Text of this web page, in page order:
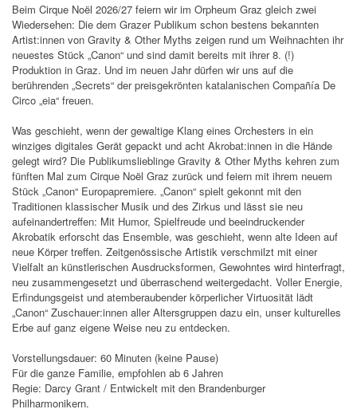
Beim Cirque Noël 2026/27 feiern wir im Orpheum Graz gleich zwei
Wiedersehen: Die dem Grazer Publikum schon bestens bekannten
Artist:innen von Gravity & Other Myths zeigen rund um Weihnachten ihr
neuestes Stück „Canon“ und sind damit bereits mit ihrer 8. (!)
Produktion in Graz. Und im neuen Jahr dürfen wir uns auf die
berührenden „Secrets“ der preisgekrönten katalanischen Compañía De
Circo „eia“ freuen.
Was geschieht, wenn der gewaltige Klang eines Orchesters in ein
winziges digitales Gerät gepackt und acht Akrobat:innen in die Hände
gelegt wird? Die Publikumslieblinge Gravity & Other Myths kehren zum
fünften Mal zum Cirque Noël Graz zurück und feiern mit ihrem neuem
Stück „Canon“ Europapremiere. „Canon“ spielt gekonnt mit den
Traditionen klassischer Musik und des Zirkus und lässt sie neu
aufeinandertreffen: Mit Humor, Spielfreude und beeindruckender
Akrobatik erforscht das Ensemble, was geschieht, wenn alte Ideen auf
neue Körper treffen. Zeitgenössische Artistik verschmilzt mit einer
Vielfalt an künstlerischen Ausdrucksformen, Gewohntes wird hinterfragt,
neu zusammengesetzt und überraschend weitergedacht. Voller Energie,
Erfindungsgeist und atemberaubender körperlicher Virtuosität lädt
„Canon“ Zuschauer:innen aller Altersgruppen dazu ein, unser kulturelles
Erbe auf ganz eigene Weise neu zu entdecken.
Vorstellungsdauer: 60 Minuten (keine Pause)
Für die ganze Familie, empfohlen ab 6 Jahren
Regie: Darcy Grant / Entwickelt mit den Brandenburger
Philharmonikern.